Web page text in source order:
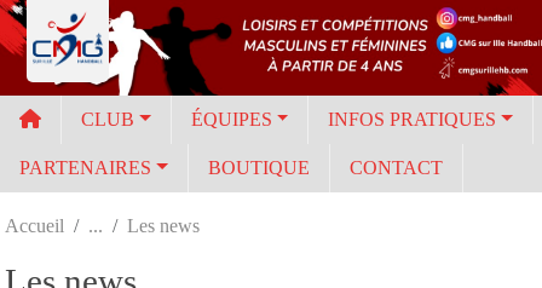
CLUB ÉQUIPES INFOS PRATIQUES
PARTENAIRES BOUTIQUE CONTACT
Accueil Les news
Les news
Panneau de gestion des cookies